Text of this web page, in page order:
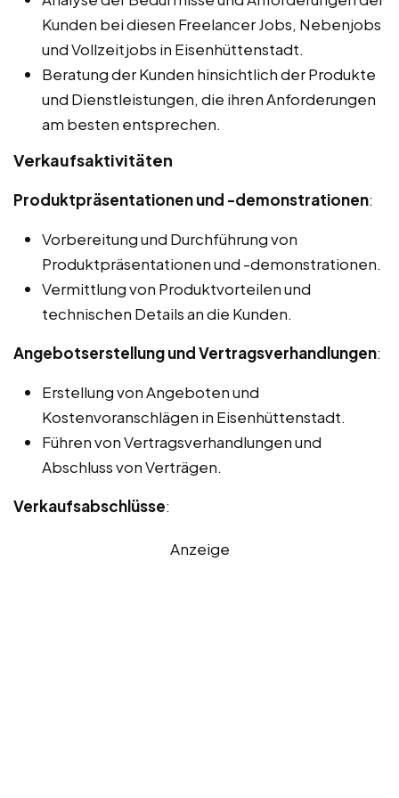
Kunden bei diesen Freelancer Jobs, Nebenjobs
und Vollzeitjobs in Eisenhüttenstadt.
Beratung der Kunden hinsichtlich der Produkte
und Dienstleistungen, die ihren Anforderungen
am besten entsprechen.
Verkaufsaktivitäten
Produktpräsentationen und -demonstrationen:
Vorbereitung und Durchführung von
Produktpräsentationen und -demonstrationen.
Vermittlung von Produktvorteilen und
technischen Details an die Kunden.
Angebotserstellung und Vertragsverhandlungen:
Erstellung von Angeboten und
Kostenvoranschlägen in Eisenhüttenstadt.
Führen von Vertragsverhandlungen und
Abschluss von Verträgen.
Verkaufsabschlüsse:
Anzeige